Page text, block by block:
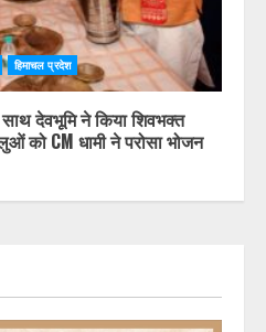
हिमाचल प्रदेश
देवभूमि ने किया शिवभक्त
को CM धामी ने परोसा भोजन